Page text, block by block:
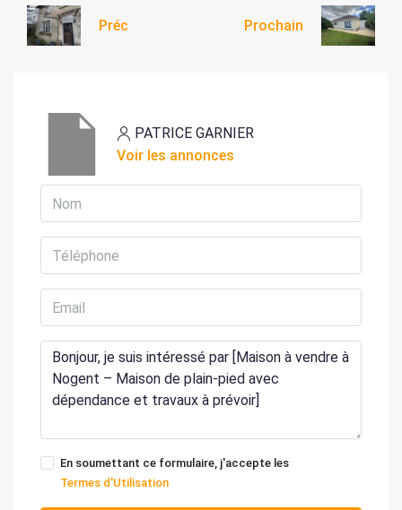
Préc Prochain
PATRICE GARNIER
Voir les annonces
En soumettant ce formulaire, j'accepte les
Termes d'Utilisation